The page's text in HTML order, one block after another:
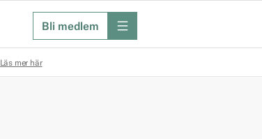
Bli medlem meny
Läs mer här